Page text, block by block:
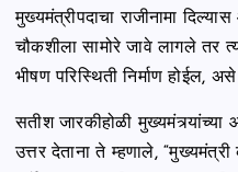
मुख्यमंत्रीपदाचा राजीनामा
चौकशीला सामोरे जावे लागले तर
भीषण परिस्थिती निर्माण होईल,
सतीश जारकीहोळी मुख्यमंत्र्यांच्या
उत्तर देताना ते म्हणाले,